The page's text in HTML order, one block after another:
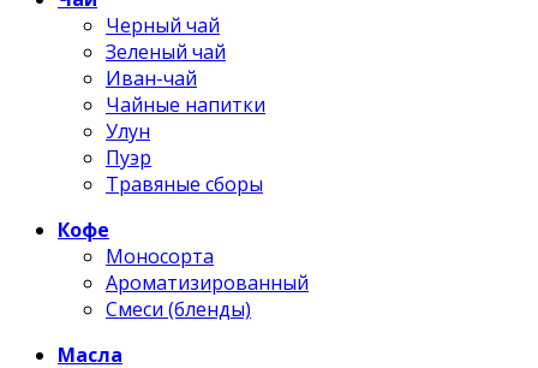
Черный чай
Зеленый чай
Иван-чай
Чайные напитки
Улун
Пуэр
Травяные сборы
Кофе
Моносорта
Ароматизированный
Смеси (бленды)
Масла